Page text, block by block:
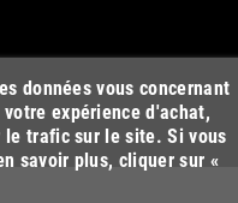
données vous concernant
expérience d'achat,
le trafic sur le site. Si vous
savoir plus, cliquer sur «